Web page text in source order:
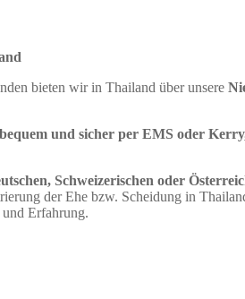
bieten wir in Thailand über unsere
und sicher per EMS oder
Schweizerischen oder
der Ehe bzw. Scheidung in
und Erfahrung.